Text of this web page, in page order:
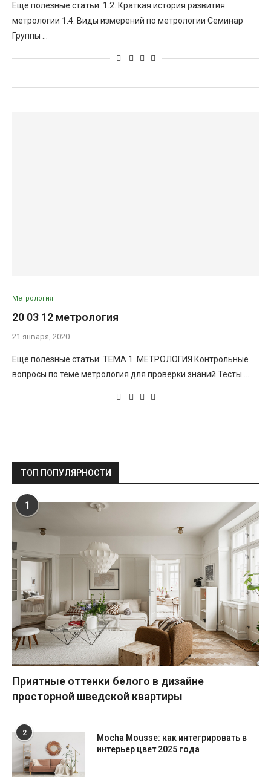
Еще полезные статьи: 1.2. Краткая история развития
метрологии 1.4. Виды измерений по метрологии Семинар
Группы …
Метрология
20 03 12 метрология
21 января, 2020
Еще полезные статьи: ТЕМА 1. МЕТРОЛОГИЯ Контрольные
вопросы по теме метрология для проверки знаний Тесты …
ТОП ПОПУЛЯРНОСТИ
1
Приятные оттенки белого в дизайне
просторной шведской квартиры
2
Mocha Mousse: как интегрировать в
интерьер цвет 2025 года